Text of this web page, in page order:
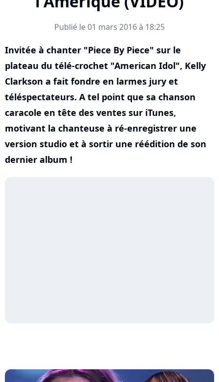
Publié le 01 mars 2016 à 18:25
Invitée à chanter "Piece By Piece" sur le
plateau du télé-crochet "American Idol", Kelly
Clarkson a fait fondre en larmes jury et
téléspectateurs. A tel point que sa chanson
caracole en tête des ventes sur iTunes,
motivant la chanteuse à ré-enregistrer une
version studio et à sortir une réédition de son
dernier album !